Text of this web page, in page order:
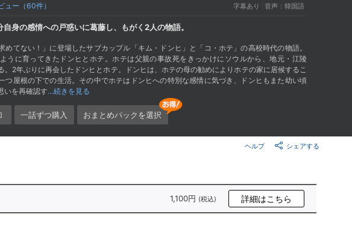
音楽配信
Rakuten PLAY
無料テレビ
Rチャンネル
推し楽
ュー（60件） 字幕あり 音声：韓国語
身の感情への戸惑いに葛藤し、もがく2人の物語。
めてない！」に登場したサブカップル「キム・ドンヒ」と「コ・ホテ」の高校時代の物語。
うに育ってきたドンヒとホテ。ホテは父親の事故死をきっかけにソウルから、地元・江陵
。2年ぶりに再会したドンヒとホテ。ドンヒは、ホテの母の勧めによりホテの家に居候するこ
つ屋根の下での生活。その中でホテはドンヒへの特別な感情に気づき、ドンヒもまた幼い頃
いを再確認す…続きを見る
一話ずつ購入 おまとめパックを選択
シェアする
ヘルプ
1,100円 (税込) 詳細はこちら